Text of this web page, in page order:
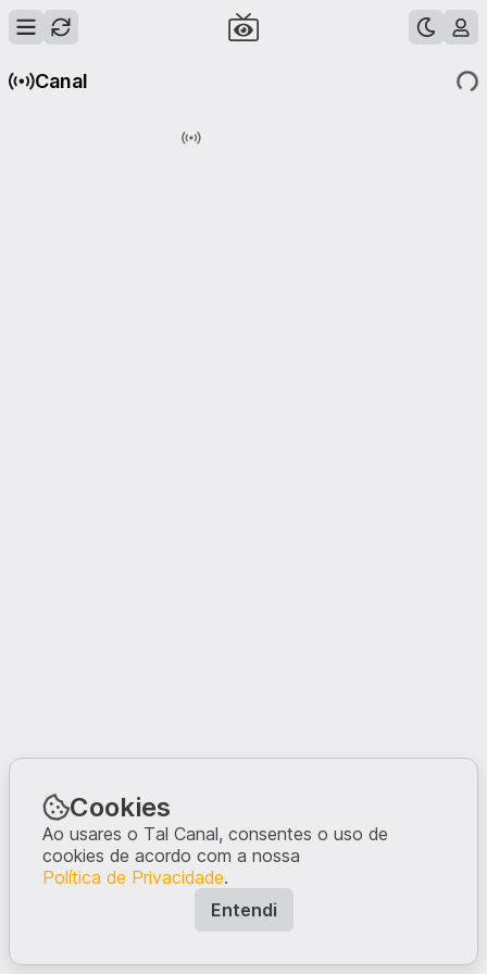
Canal
Cookies
Ao usares o Tal Canal, consentes o uso de
cookies de acordo com a nossa
Política de Privacidade.
Entendi